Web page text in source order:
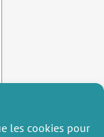
les cookies pour